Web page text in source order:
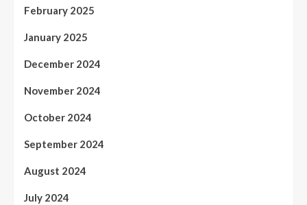
February 2025
January 2025
December 2024
November 2024
October 2024
September 2024
August 2024
July 2024